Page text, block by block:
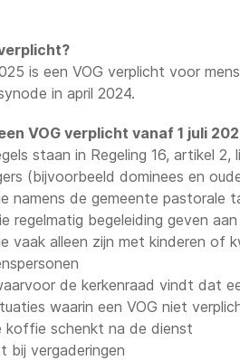
is een VOG verplicht voor
in april 2024.
VOG verplicht vanaf 1 juli
staan in Regeling 16, artikel
(bijvoorbeeld dominees en
namens de gemeente pastorale
regelmatig begeleiding geven
vaak alleen zijn met kinderen of
de kerkenraad vindt dat
waarin een VOG niet
koffie schenkt na de dienst
bij vergaderingen